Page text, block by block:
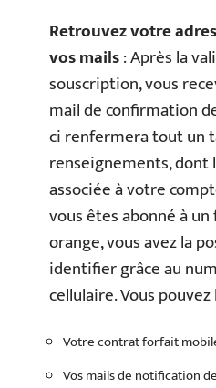
Retrouvez votre
vos mails: Après la
souscription, vous
mail de confirmation
ci renfermera tout un
renseignements, dont
associée à votre
vous êtes abonné à
orange, vous avez la
identifier grâce au
cellulaire. Vous
Votre contrat forfait
Vos mails de notification